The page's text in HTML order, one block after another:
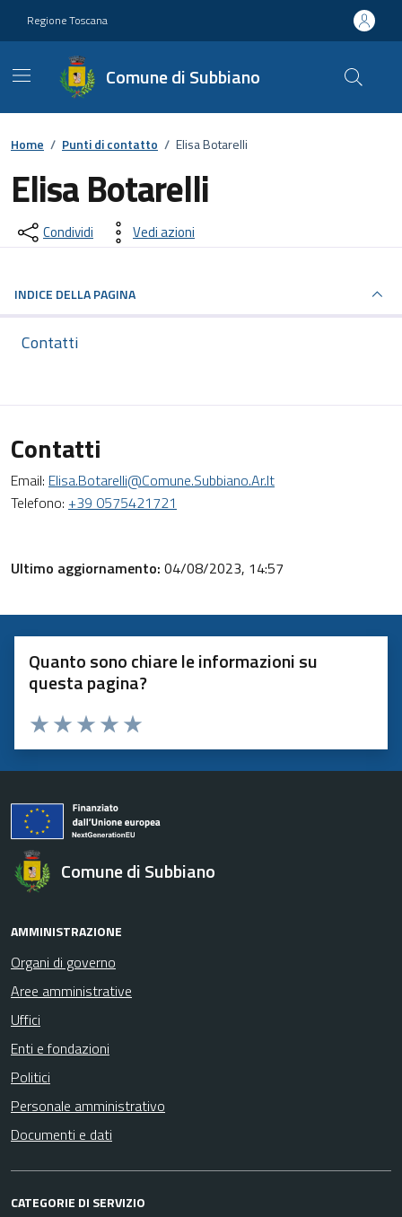
Regione Toscana
Comune di Subbiano
Home / Punti di contatto / Elisa Botarelli
Elisa Botarelli
Condividi Vedi azioni
INDICE DELLA PAGINA
Contatti
Contatti
Email: Elisa.botarelli@comune.subbiano.ar.it
Telefono: +39 0575421721
Ultimo aggiornamento: 04/08/2023, 14:57
Quanto sono chiare le informazioni su
questa pagina?
Valuta 5 stelle su 5
Valuta 4 stelle su 5
Valuta 3 stelle su 5
Valuta 2 stelle su 5
Valuta 1 stelle su 5
Comune di Subbiano
AMMINISTRAZIONE
Organi di governo
Aree amministrative
Uffici
Enti e fondazioni
Politici
Personale amministrativo
Documenti e dati
CATEGORIE DI SERVIZIO